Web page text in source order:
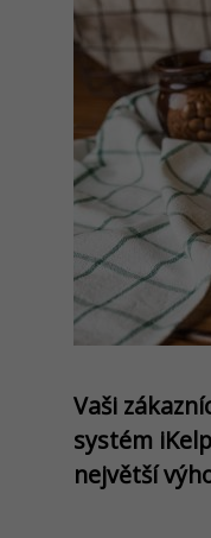
Vaši
systém
největší